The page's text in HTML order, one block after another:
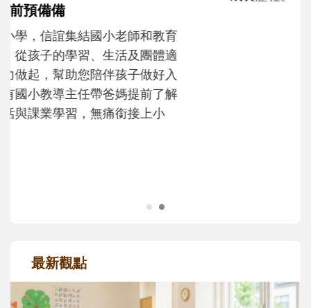
和孩子一起長大的那個男人│讀懂父親的
不同模樣
沒有人天生就擅長當爸爸！男人總是在一次
次「前所未有」的體驗中，跟著孩子一起長
大。從給予安全感的肢體遊戲，到獨立自
主、角色認同及解決問題的能力養成。爸爸
最新觀點